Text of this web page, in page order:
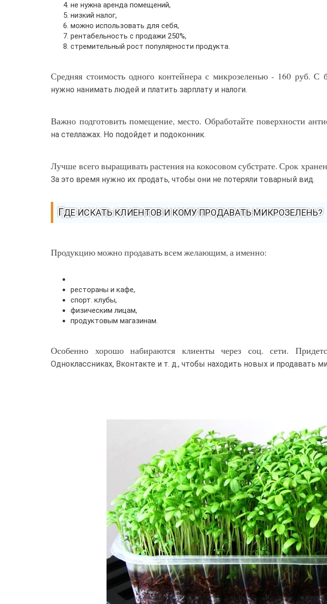
не нужна аренда помещений,
низкий налог,
можно использовать для себя,
рентабельность с продажи 250%,
стремительный рост популярности продукта.
Средняя стоимость одного контейнера с микрозеленью - 160 руб. С
нужно нанимать людей и платить зарплату и налоги.
Важно подготовить помещение, место. Обработайте поверхности
на стеллажах. Но подойдет и подоконник.
Лучше всего выращивать растения на кокосовом субстрате. Срок
За это время нужно их продать, чтобы они не потеряли товарный вид.
ГДЕ ИСКАТЬ КЛИЕНТОВ И КОМУ ПРОДАВАТЬ МИКРОЗЕЛЕНЬ?
Продукцию можно продавать всем желающим, а именно:
рестораны и кафе,
спорт. клубы,
физическим лицам,
продуктовым магазинам.
Особенно хорошо набираются клиенты через соц. сети.
Одноклассниках, Вконтакте и т. д., чтобы находить новых и продавать